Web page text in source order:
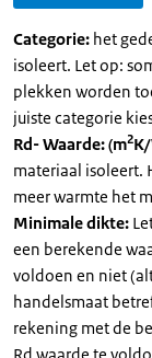
Categorie: het
isoleert. Let op:
plekken worden
juiste categorie
Rd- Waarde: (m2
materiaal isoleert.
meer warmte het
Minimale dikte:
een berekende
voldoen en niet
handelsmaat
rekening met de